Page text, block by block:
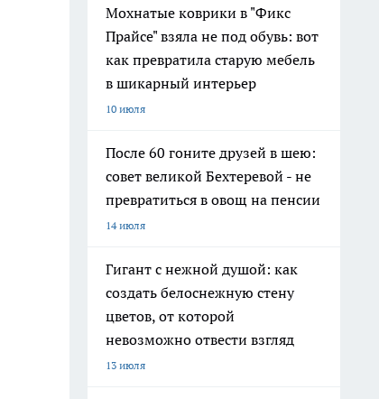
Мохнатые коврики в "Фикс
Прайсе" взяла не под обувь: вот
как превратила старую мебель
в шикарный интерьер
10 июля
После 60 гоните друзей в шею:
совет великой Бехтеревой - не
превратиться в овощ на пенсии
14 июля
Гигант с нежной душой: как
создать белоснежную стену
цветов, от которой
невозможно отвести взгляд
13 июля